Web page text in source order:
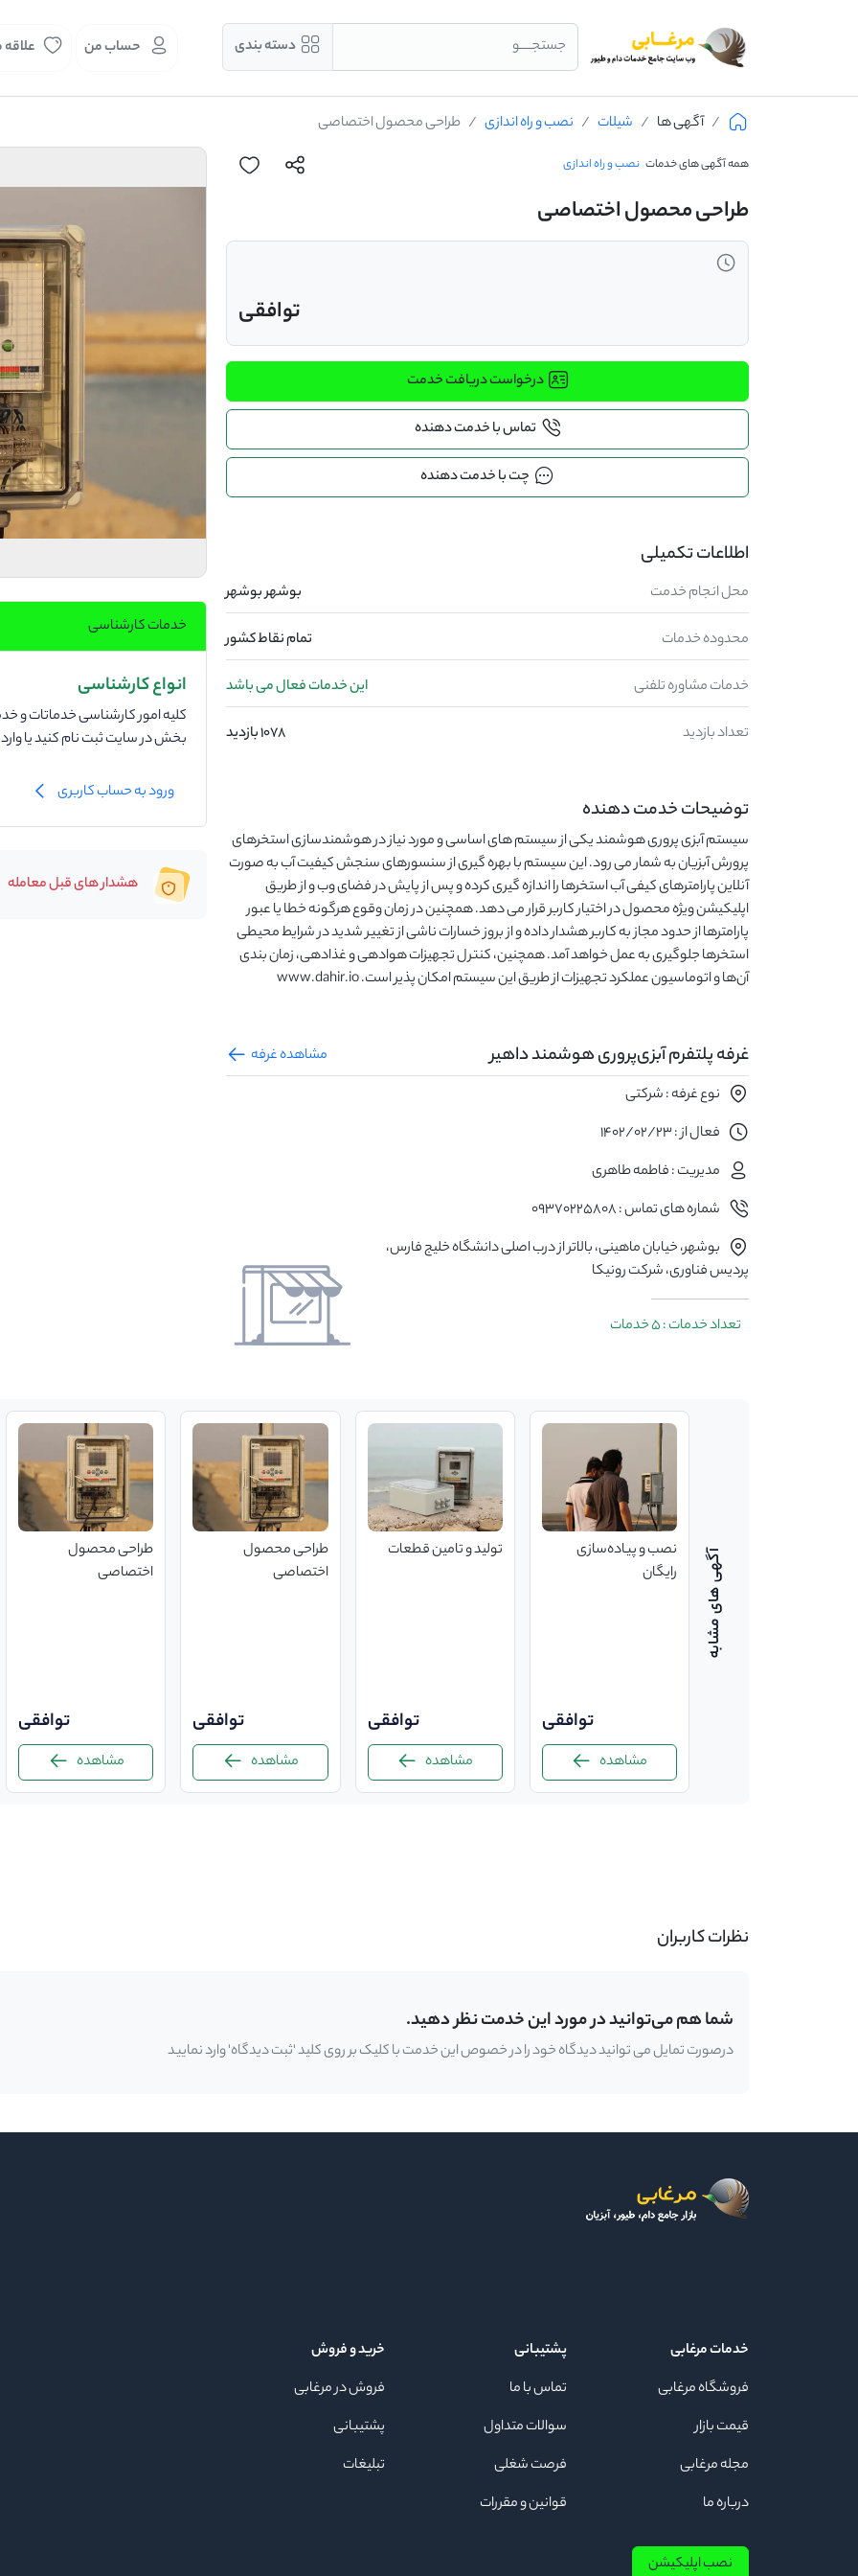
جستجــــو دسته بندی حساب من
آگهی ها شیلات نصب و راه اندازی طراحی محصول اختصاصی
همه آگهی های خدمات نصب و راه اندازی
طراحی محصول اختصاصی
توافقی
درخواست دریافت خدمت
تماس با خدمت دهنده
چت با خدمت دهنده
اطلاعات تکمیلی
محل انجام خدمت بوشهر بوشهر
محدوده خدمات تمام نقاط کشور
خدمات مشاوره تلفنی این خدمات فعال می باشد
تعداد بازدید 1078 بازدید
توضیحات خدمت دهنده
سیستم آبزی پروری هوشمند یکی از سیستم های اساسی و مورد نیاز در هوشمندسازی استخرهای
پرورش آبزیان به شمار می رود. این سیستم با بهره گیری از سنسورهای سنجش کیفیت آب به صورت
آنلاین پارامترهای کیفی آب استخرها را اندازه گیری کرده و پس از پایش در فضای وب و از طریق
اپلیکیشن ویژه محصول در اختیار کاربر قرار می دهد. همچنین در زمان وقوع هرگونه خطا یا عبور
پارامترها از حدود مجاز به کاربر هشدار داده و از بروز خسارات ناشی از تغییر شدید در شرایط محیطی
استخرها جلوگیری به عمل خواهد آمد. همچنین، کنترل تجهیزات هوادهی و غذادهی، زمان بندی
آن‌ها و اتوماسیون عملکرد تجهیزات از طریق این سیستم امکان پذیر است. www.dahir.io
غرفه پلتفرم آبزی‌پروری هوشمند داهیر
مشاهده غرفه
نوع غرفه : شرکتی
فعال از : 1402/02/23
مدیریت : فاطمه طاهری
شماره های تماس : 09370225808
بوشهر، خیابان ماهینی، بالاتر از درب اصلی دانشگاه خلیج فارس،
پردیس فناوری، شرکت رونیکا
تعداد خدمات : 5 خدمات
خدمات کارشناسی
انواع کارشناسی
کلیه امور کارشناسی خدماتات و
بخش در سایت ثبت نام کنید یا
ورود به حساب کاربری
هشدار های قبل معامله
نصب و پیاده‌سازی
رایگان
توافقی
مشاهده
تولید و تامین قطعات
توافقی
مشاهده
طراحی محصول
اختصاصی
توافقی
مشاهده
طراحی محصول
اختصاصی
توافقی
مشاهده
نظرات کاربران
شما هم می‌توانید در مورد این خدمت نظر دهید.
درصورت تمایل می توانید دیدگاه خود را در خصوص این خدمت با کلیک بر روی کلید 'ثبت دیدگاه' وارد نمایید
خدمات مرغابی
فروشگاه مرغابی
قیمت بازار
مجله مرغابی
درباره ما
پشتیبانی
تماس با ما
سوالات متداول
فرصت شغلی
قوانین و مقررات
خرید و فروش
فروش در مرغابی
پشتیبانی
تبلیغات
نصب اپلیکیشن